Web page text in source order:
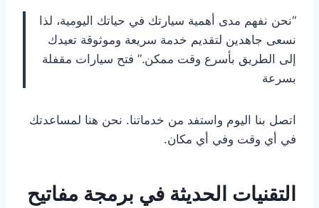
“نحن نفهم مدى أهمية سيارتك في حياتك اليومية، لذا
نسعى جاهدين لتقديم خدمة سريعة وموثوقة تعيدك
إلى الطريق بأسرع وقت ممكن.” فتح سيارات مقفلة
بسرعة
اتصل بنا اليوم واستفد من خدماتنا. نحن هنا لمساعدتك
في أي وقت وفي أي مكان.
التقنيات الحديثة في برمجة مفاتيح